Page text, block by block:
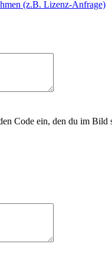
(z.B. Lizenz-Anfrage)
Code ein, den du im Bild